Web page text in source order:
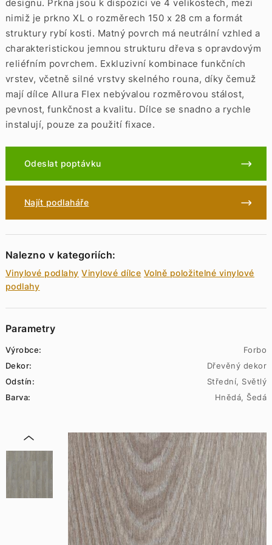
designu. Prkna jsou k dispozici ve 4 velikostech, mezi
nimiž je prkno XL o rozměrech 150 x 28 cm a formát
struktury rybí kosti. Matný povrch má neutrální vzhled a
charakteristickou jemnou strukturu dřeva s opravdovým
reliéfním povrchem. Exkluzivní kombinace funkčních
vrstev, včetně silné vrstvy skelného rouna, díky čemuž
mají dílce Allura Flex nebývalou rozměrovou stálost,
pevnost, funkčnost a kvalitu. Dílce se snadno a rychle
instalují, pouze za použití fixace.
Odeslat poptávku
Najít podlaháře
Nalezno v kategoriích:
Vinylové podlahy Vinylové dílce Volně položitelné vinylové
podlahy
Parametry
Výrobce:
Forbo
Dekor:
Dřevěný dekor
Odstín:
Střední, Světlý
Barva:
Hnědá, Šedá